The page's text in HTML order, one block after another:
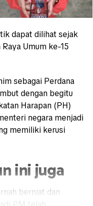
dapat dilihat sejak
Umum ke-15
sebagai Perdana
dengan begitu
Harapan (PH)
negara menjadi
memiliki kerusi
ini juga
berniat dan